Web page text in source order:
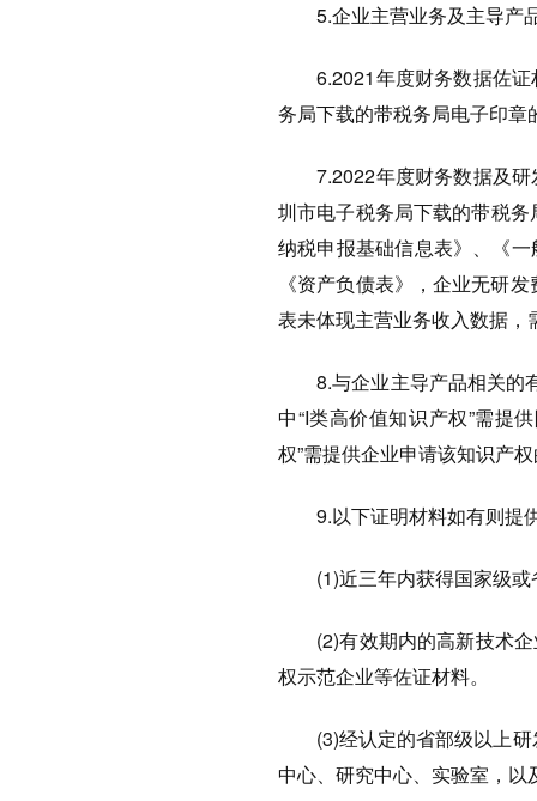
5.企业主营业务及主导产
6.2021年度财务数据佐证
务局下载的带税务局电子印
7.2022年度财务数据及研
圳市电子税务局下载的带税
纳税申报基础信息表》、《
《资产负债表》，企业无研
表未体现主营业务收入数据
8.与企业主导产品相关的有
中“I类高价值知识产权”需提
权”需提供企业申请该知识产
9.以下证明材料如有则提
(1)近三年内获得国家级或
(2)有效期内的高新技术企
权示范企业等佐证材料。
(3)经认定的省部级以上研
中心、研究中心、实验室，